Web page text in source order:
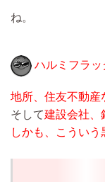
ね。
ハルミフラ
地所、住友不動産
そして建設会社、
しかも、こういう